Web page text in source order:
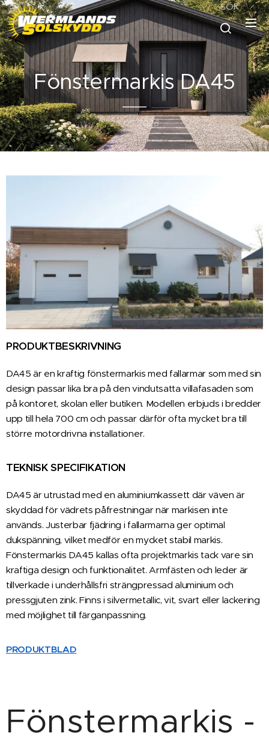
SÖK
Fönstermarkis DA45
26.05.2026
PRODUKTBESKRIVNING
DA45 är en kraftig fönstermarkis med fallarmar som med sin
design passar lika bra på den vindutsatta villafasaden som
på kontoret, skolan eller butiken. Modellen erbjuds i bredder
upp till hela 700 cm och passar därför ofta mycket bra till
större motordrivna installationer.
TEKNISK SPECIFIKATION
DA45 är utrustad med en aluminiumkassett där väven är
skyddad för vädrets påfrestningar när markisen inte
används. Justerbar fjädring i fallarmarna ger optimal
dukspänning, vilket medför en mycket stabil markis.
Fönstermarkis DA45 kallas ofta projektmarkis tack vare sin
kraftiga design och funktionalitet. Armfästen och leder är
tillverkade i underhållsfri strängpressad aluminium och
pressgjuten zink. Finns i silvermetallic, vit, svart eller lackering
med möjlighet till färganpassning.
PRODUKTBLAD
Fönstermarkis -